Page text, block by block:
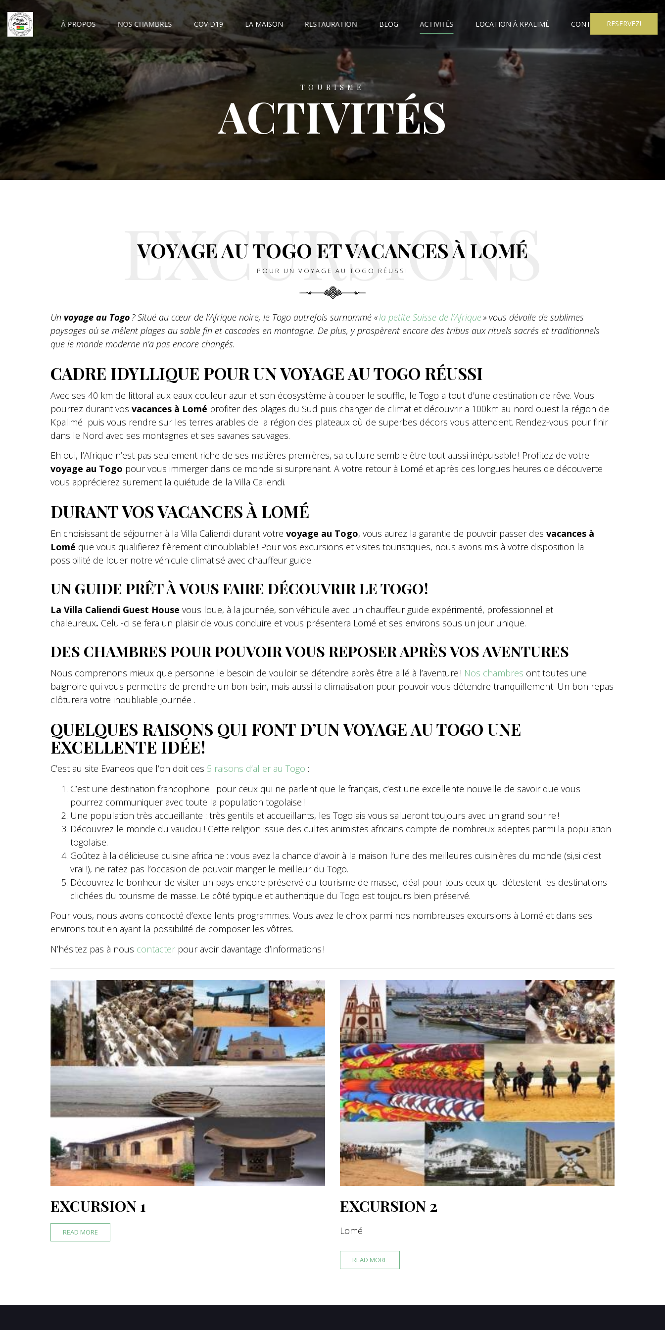
À PROPOS NOS CHAMBRES COVID19 LA MAISON RESTAURATION BLOG ACTIVITÉS LOCATION À KPALIMÉ CONTACT RESERVEZ!
TOURISME
ACTIVITÉS
EXCURSIONS
VOYAGE AU TOGO ET VACANCES À LOMÉ
POUR UN VOYAGE AU TOGO RÉUSSI
Un voyage au Togo ? Situé au cœur de l’Afrique noire, le Togo autrefois surnommé «la petite Suisse de l’Afrique» vous dévoile de sublimes
paysages où se mêlent plages au sable fin et cascades en montagne. De plus, y prospèrent encore des tribus aux rituels sacrés et traditionnels
que le monde moderne n’a pas encore changés.
CADRE IDYLLIQUE POUR UN VOYAGE AU TOGO RÉUSSI
Avec ses 40 km de littoral aux eaux couleur azur et son écosystème à couper le souffle, le Togo a tout d’une destination de rêve. Vous
pourrez durant vos vacances à Lomé profiter des plages du Sud puis changer de climat et découvrir a 100km au nord ouest la région de
Kpalimé puis vous rendre sur les terres arables de la région des plateaux où de superbes décors vous attendent. Rendez-vous pour finir
dans le Nord avec ses montagnes et ses savanes sauvages.
Eh oui, l’Afrique n’est pas seulement riche de ses matières premières, sa culture semble être tout aussi inépuisable ! Profitez de votre
voyage au Togo pour vous immerger dans ce monde si surprenant. A votre retour à Lomé et après ces longues heures de découverte
vous apprécierez surement la quiétude de la Villa Caliendi.
DURANT VOS VACANCES À LOMÉ
En choisissant de séjourner à la Villa Caliendi durant votre voyage au Togo, vous aurez la garantie de pouvoir passer des vacances à
Lomé que vous qualifierez fièrement d’inoubliable ! Pour vos excursions et visites touristiques, nous avons mis à votre disposition la
possibilité de louer notre véhicule climatisé avec chauffeur guide.
UN GUIDE PRÊT À VOUS FAIRE DÉCOUVRIR LE TOGO !
La Villa Caliendi Guest House vous loue, à la journée, son véhicule avec un chauffeur guide expérimenté, professionnel et
chaleureux. Celui-ci se fera un plaisir de vous conduire et vous présentera Lomé et ses environs sous un jour unique.
DES CHAMBRES POUR POUVOIR VOUS REPOSER APRÈS VOS AVENTURES
Nous comprenons mieux que personne le besoin de vouloir se détendre après être allé à l’aventure ! Nos chambres ont toutes une
baignoire qui vous permettra de prendre un bon bain, mais aussi la climatisation pour pouvoir vous détendre tranquillement. Un bon repas
clôturera votre inoubliable journée .
QUELQUES RAISONS QUI FONT D’UN VOYAGE AU TOGO UNE
EXCELLENTE IDÉE !
C’est au site Evaneos que l’on doit ces 5 raisons d’aller au Togo :
C’est une destination francophone : pour ceux qui ne parlent que le français, c’est une excellente nouvelle de savoir que vous
pourrez communiquer avec toute la population togolaise !
Une population très accueillante : très gentils et accueillants, les Togolais vous salueront toujours avec un grand sourire !
Découvrez le monde du vaudou ! Cette religion issue des cultes animistes africains compte de nombreux adeptes parmi la population
togolaise.
Goûtez à la délicieuse cuisine africaine : vous avez la chance d’avoir à la maison l’une des meilleures cuisinières du monde (si,si c’est
vrai !), ne ratez pas l’occasion de pouvoir manger le meilleur du Togo.
Découvrez le bonheur de visiter un pays encore préservé du tourisme de masse, idéal pour tous ceux qui détestent les destinations
clichées du tourisme de masse. Le côté typique et authentique du Togo est toujours bien préservé.
Pour vous, nous avons concocté d’excellents programmes. Vous avez le choix parmi nos nombreuses excursions à Lomé et dans ses
environs tout en ayant la possibilité de composer les vôtres.
N’hésitez pas à nous contacter pour avoir davantage d’informations !
EXCURSION 1
READ MORE
EXCURSION 2
Lomé
READ MORE